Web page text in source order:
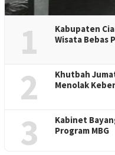
1
Kabupaten
Wisata Bebas
2
Khutbah
Menolak
3
Kabinet
Program MBG